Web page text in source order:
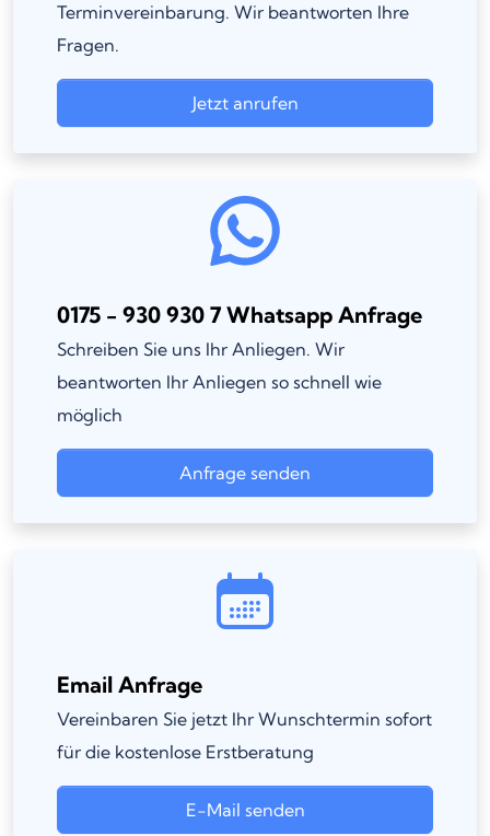
Terminvereinbarung. Wir beantworten Ihre
Fragen.
Jetzt anrufen
0175 - 930 930 7 Whatsapp Anfrage
Schreiben Sie uns Ihr Anliegen. Wir
beantworten Ihr Anliegen so schnell wie
möglich
Anfrage senden
Email Anfrage
Vereinbaren Sie jetzt Ihr Wunschtermin sofort
für die kostenlose Erstberatung
E-Mail senden